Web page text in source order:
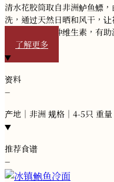
清水花胶筒取自非洲鲈鱼鳔
洗，通过天然日晒和风干，
胶原蛋白和多种维生素，有助
了解更多
资料
−
产地｜非洲 规格｜4-5只 重
推荐食谱
−